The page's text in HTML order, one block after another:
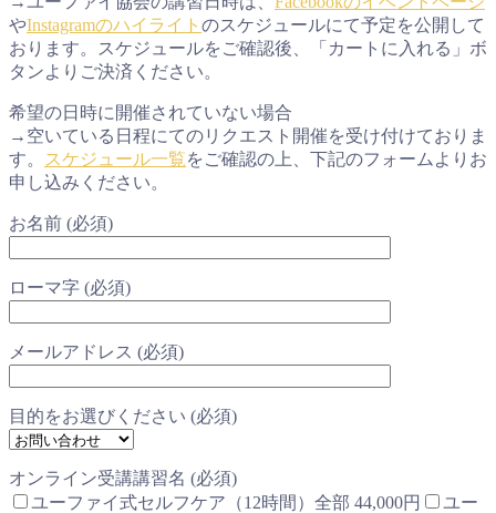
やInstagramのハイライト のスケジュールにて予定を公開して
おります。スケジュールをご確認後、「カートに入れる」ボ
タンよりご決済ください。
希望の日時に開催されていない場合
→空いている日程にてのリクエスト開催を受け付けておりま
す。
スケジュール一覧をご確認の上、下記のフォームよりお
申し込みください。
お名前 (必須)
ローマ字 (必須)
メールアドレス (必須)
目的をお選びください (必須)
オンライン受講講習名 (必須)
ユーファイ式セルフケア（12時間）全部 44,000円
ユー